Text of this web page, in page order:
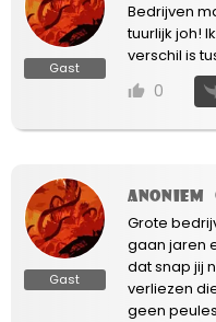
Gast
Bedrijven
tuurlijk joh!
verschil is
0
Gast
Anoniem
Grote
gaan jaren
dat snap jij
verliezen
geen